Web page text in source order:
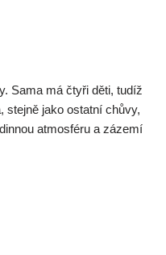
Sama má čtyři děti, tudíž
stejně jako ostatní chůvy,
atmosféru a zázemí